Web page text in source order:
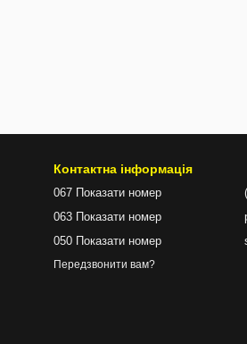
Контактна інформація
067 Показати номер
063 Показати номер
050 Показати номер
Передзвонити вам?